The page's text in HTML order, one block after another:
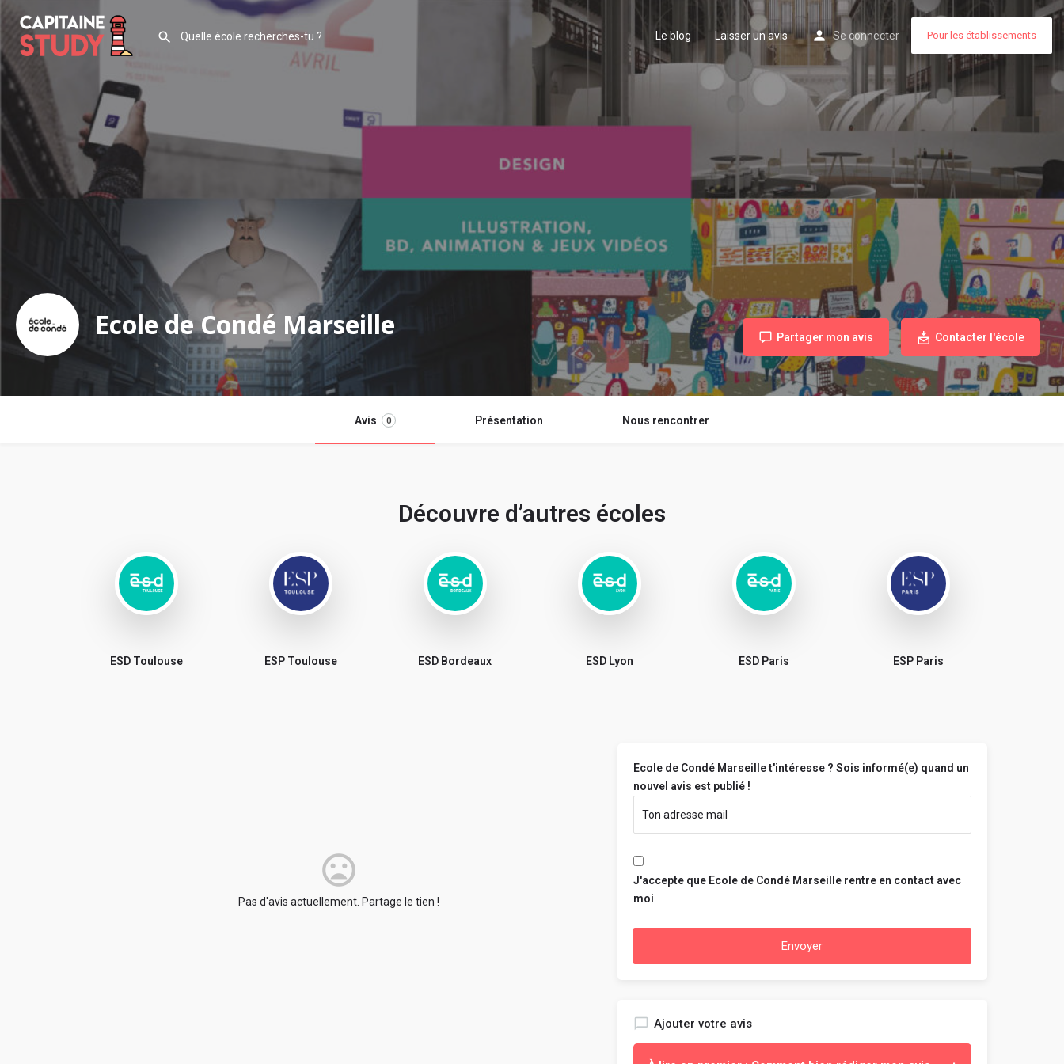
Le blog Laisser un avis Se connecter Pour les établissements
Ecole de Condé Marseille Partager mon avis Contacter l'école
Avis 0 Présentation Nous rencontrer
Découvre d’autres écoles
ESD Toulouse ESP Toulouse ESD Bordeaux ESD Lyon ESD Paris ESP Paris
Pas d'avis actuellement. Partage le tien !
Ecole de Condé Marseille t'intéresse ? Sois informé(e) quand un
nouvel avis est publié !
J'accepte que Ecole de Condé Marseille rentre en contact avec
moi
Envoyer
Ajouter votre avis